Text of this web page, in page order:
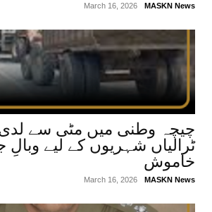
MASKN News
March 16, 2026
چیچہ وطنی میں مٹی سے لدی
ٹرالیاں شہریوں کے لیے وبالِ
خاموش
MASKN News
March 16, 2026